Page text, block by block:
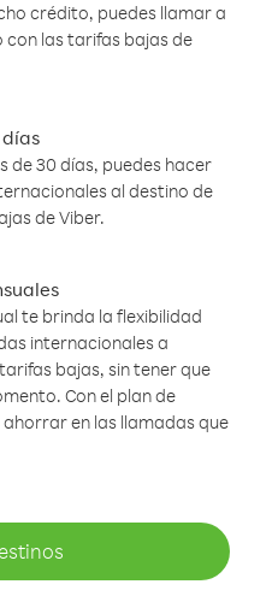
crédito, puedes llamar a
con las tarifas bajas de
de 30 días, puedes hacer
al destino de
de Viber.
te brinda la flexibilidad
internacionales a
bajas, sin tener que
Con el plan de
en las llamadas que